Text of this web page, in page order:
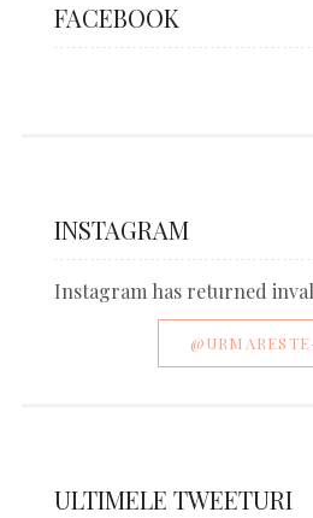
FACEBOOK
INSTAGRAM
Instagram has returned
ULTIMELE TWEETURI